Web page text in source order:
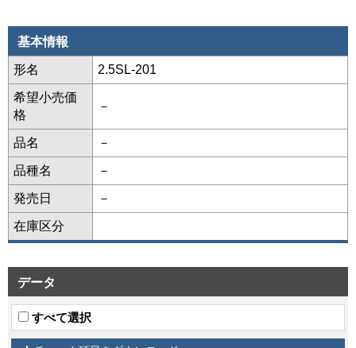
基本情報
形名 2.5SL-201
希望小売価
格
－
品名 －
品種名 －
発売日 －
在庫区分
データ
すべて選択